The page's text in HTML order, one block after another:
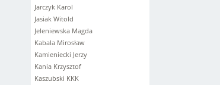
Jarczyk Karol
Jasiak Witold
Jeleniewska Magda
Kabala Mirosław
Kamieniecki Jerzy
Kania Krzysztof
Kaszubski KKK